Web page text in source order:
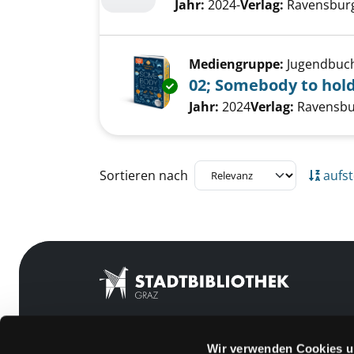
Wir verwenden Cookies
Jahr: 2024-Verlag:
Exemplar-Details von 02;
Mediengruppe:
02; Somebody to
Suche nach diesem
Jahr: 2024Verlag:
Zu den Suchfiltern springen
Sortieren nach